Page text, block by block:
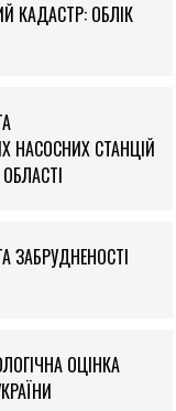
КАДАСТР: ОБЛІК
НАСОСНИХ СТАНЦІЙ
ЗАБРУДНЕНОСТІ
ОЦІНКА